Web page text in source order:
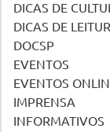
DICAS DE
DICAS DE
DOCSP
EVENTOS
EVENTOS
IMPRENSA
INFORMATIVOS